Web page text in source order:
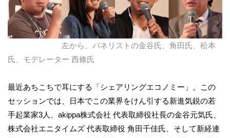
左から、パネリストの金谷氏、角田氏、松本
氏、モデレーター 西條氏
最近あちこちで耳にする「シェアリングエコノミー」。この
セッションでは、日本でこの業界をけん引する新進気鋭の若
手起業家3人、akippa株式会社 代表取締役社長の金谷元気氏、
株式会社エニタイムズ 代表取締役 角田千佳氏、そして新経連